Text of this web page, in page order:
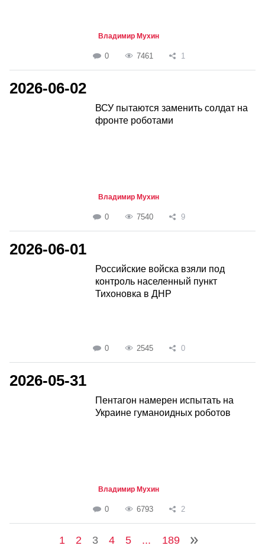
Владимир Мухин
0 7461 1
2026-06-02
ВСУ пытаются заменить солдат на
фронте роботами
Владимир Мухин
0 7540 9
2026-06-01
Российские войска взяли под
контроль населенный пункт
Тихоновка в ДНР
0 2545 0
2026-05-31
Пентагон намерен испытать на
Украине гуманоидных роботов
Владимир Мухин
0 6793 2
1 2 3 4 5 ... 189